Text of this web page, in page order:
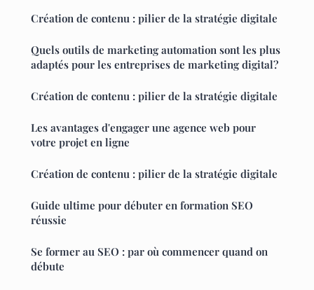
Création de contenu : pilier de la stratégie digitale
Quels outils de marketing automation sont les plus
adaptés pour les entreprises de marketing digital?
Création de contenu : pilier de la stratégie digitale
Les avantages d'engager une agence web pour
votre projet en ligne
Création de contenu : pilier de la stratégie digitale
Guide ultime pour débuter en formation SEO
réussie
Se former au SEO : par où commencer quand on
débute